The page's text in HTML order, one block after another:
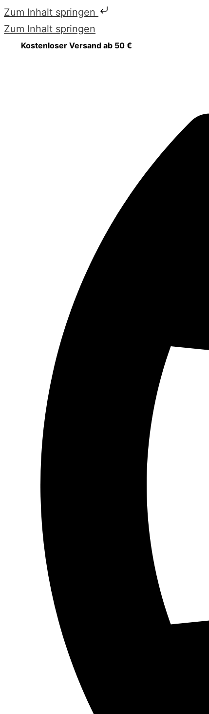
Zum Inhalt springen
Zum Inhalt springen
Kostenloser Versand ab 50 €